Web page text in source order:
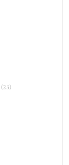
(23)